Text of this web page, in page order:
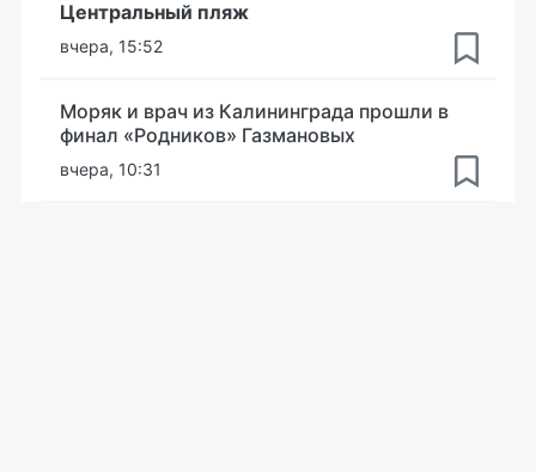
Центральный пляж
вчера, 15:52
Моряк и врач из Калининграда прошли в
финал «Родников» Газмановых
вчера, 10:31